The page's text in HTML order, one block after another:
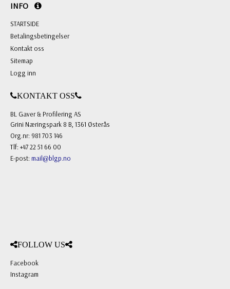
INFO
STARTSIDE
Betalingsbetingelser
Kontakt oss
Sitemap
Logg inn
KONTAKT OSS
BL Gaver & Profilering AS
Grini Næringspark 8 B, 1361 Østerås
Org.nr: 981 703 146
Tlf: +47 22 51 66 00
E-post: mail@blgp.no
FOLLOW US
Facebook
Instagram